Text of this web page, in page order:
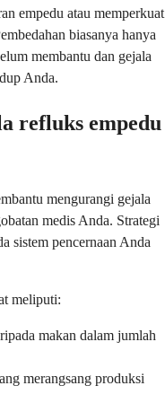
empedu atau memperkuat
biasanya hanya
membantu dan gejala
Anda.
refluks empedu
mengurangi gejala
medis Anda. Strategi
sistem pencernaan Anda
meliputi:
makan dalam jumlah
merangsang produksi